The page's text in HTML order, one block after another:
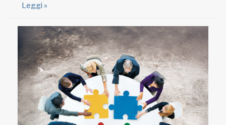
Leggi »